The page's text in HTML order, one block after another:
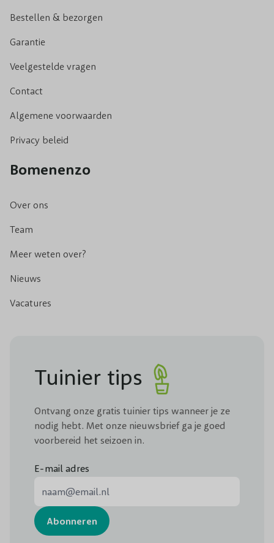
Bestellen & bezorgen
Garantie
Veelgestelde vragen
Contact
Algemene voorwaarden
Privacy beleid
Bomenenzo
Over ons
Team
Meer weten over?
Nieuws
Vacatures
Tuinier tips
Ontvang onze gratis tuinier tips wanneer je ze
nodig hebt. Met onze nieuwsbrief ga je goed
voorbereid het seizoen in.
E-mail adres
Abonneren